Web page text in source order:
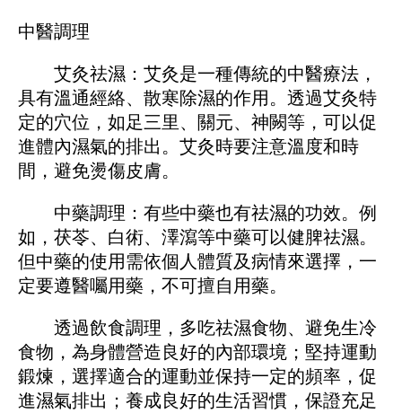
中醫調理
艾灸祛濕：艾灸是一種傳統的中醫療法，
具有溫通經絡、散寒除濕的作用。透過艾灸特
定的穴位，如足三里、關元、神闕等，可以促
進體內濕氣的排出。艾灸時要注意溫度和時
間，避免燙傷皮膚。
中藥調理：有些中藥也有祛濕的功效。例
如，茯苓、白術、澤瀉等中藥可以健脾祛濕。
但中藥的使用需依個人體質及病情來選擇，一
定要遵醫囑用藥，不可擅自用藥。
透過飲食調理，多吃祛濕食物、避免生冷
食物，為身體營造良好的內部環境；堅持運動
鍛煉，選擇適合的運動並保持一定的頻率，促
進濕氣排出；養成良好的生活習慣，保證充足